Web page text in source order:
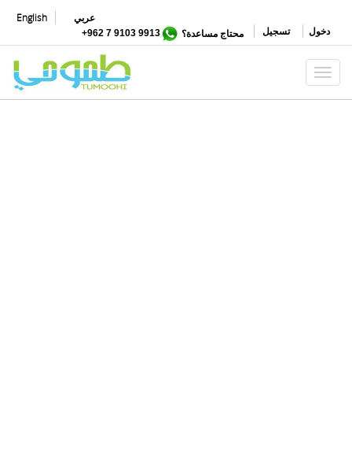
المحتوى
الرئيسي
English
عربي
تسجيل
دخول محتاج مساعدة؟ 9913 9103 7 962+
Toggle navigation